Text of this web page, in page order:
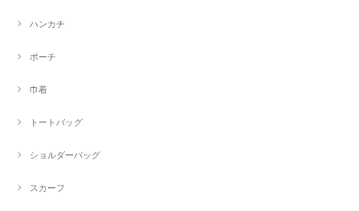
ハンカチ
ポーチ
巾着
トートバッグ
ショルダーバッグ
スカーフ